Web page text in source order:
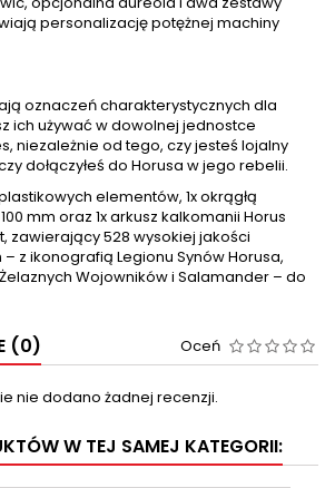
personalizację potężnej machiny
oznaczeń charakterystycznych dla
ich używać w dowolnej jednostce
niezależnie od tego, czy jesteś lojalny
dołączyłeś do Horusa w jego rebelii.
elementów, 1x okrągłą
mm oraz 1x arkusz kalkomanii Horus
zawierający 528 wysokiej jakości
z ikonografią Legionu Synów Horusa,
Wojowników i Salamander – do
(0) Oceń
nie dodano żadnej recenzji.
W TEJ SAMEJ KATEGORII: